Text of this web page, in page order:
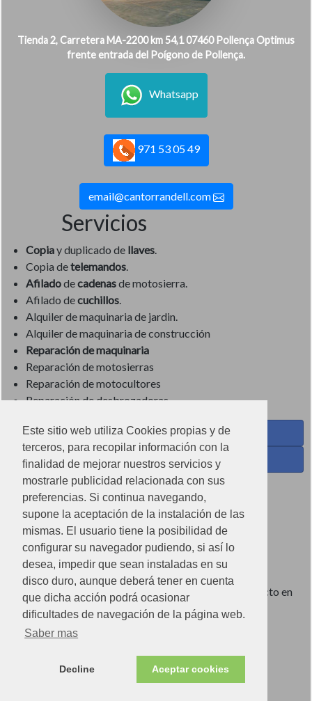
Este sitio web utiliza Cookies propias y de
terceros, para recopilar información con la
finalidad de mejorar nuestros servicios y
mostrarle publicidad relacionada con sus
preferencias. Si continua navegando,
supone la aceptación de la instalación de las
mismas. El usuario tiene la posibilidad de
configurar su navegador pudiendo, si así lo
desea, impedir que sean instaladas en su
disco duro, aunque deberá tener en cuenta
que dicha acción podrá ocasionar
dificultades de navegación de la página web.
Saber mas
Decline Aceptar cookies
Tienda 2, Carretera MA-2200 km 54,1 07460 Pollença Optimus
frente entrada del Poígono de Pollença.
Whatsapp
971 53 05 49
email@cantorrandell.com
Servicios
Copiay duplicado de llaves
Copia detelemandos
Afiladodecadenasde motosierra.
Afilado decuchillos
Alquiler de maquinaria de jardin.
Alquiler de maquinaria de construcción
Reparación de maquinaria
Reparación de motosierras
Reparación de motocultores
Reparación de desbrozadoras
Coses de Cuina - Menaje y hogar en Facebook
Ferreteria Torrandell en Facebook
Coses de Cuina en Instagram
Condiciones de uso
Poítica de redes sociales
Política de cookies
Imágenes no contractuales, pueden diferir de producto en
tienda.
Store v.2.0